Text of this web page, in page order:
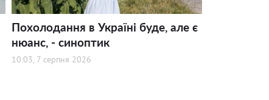
Похолодання в Україні буде, але є
нюанс, - синоптик
10:03, 7 серпня 2026